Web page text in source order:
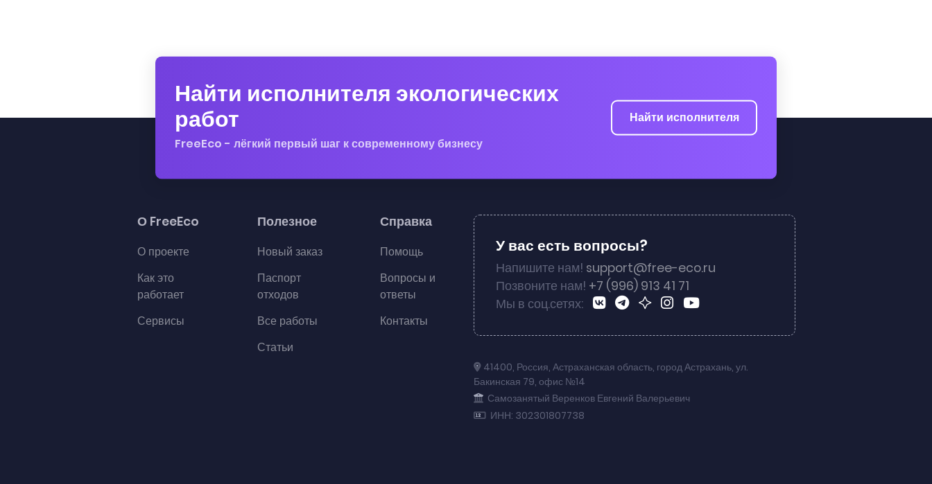
Найти исполнителя экологических
работ
FreeEco - лёгкий первый шаг к современному бизнесу
Найти исполнителя
О FreeEco
О проекте
Как это
работает
Сервисы
Полезное
Новый заказ
Паспорт
отходов
Все работы
Статьи
Справка
Помощь
Вопросы и
ответы
Контакты
У вас есть вопросы?
Напишите нам! support@free-eco.ru
Позвоните нам! +7 (996) 913 41 71
Мы в соц.сетях:
41400, Россия, Астраханская область, город Астрахань, ул.
Бакинская 79, офис №14
Самозанятый Веренков Евгений Валерьевич
ИНН: 302301807738